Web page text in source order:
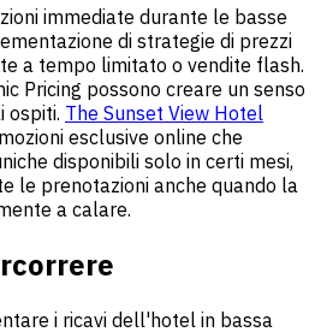
immediate durante le basse
di strategie di prezzi
a tempo limitato o vendite flash.
Pricing possono creare un senso
ospiti. The Sunset View Hotel
esclusive online che
disponibili solo in certi mesi,
le prenotazioni anche quando la
a calare.
i ricavi dell'hotel in bassa